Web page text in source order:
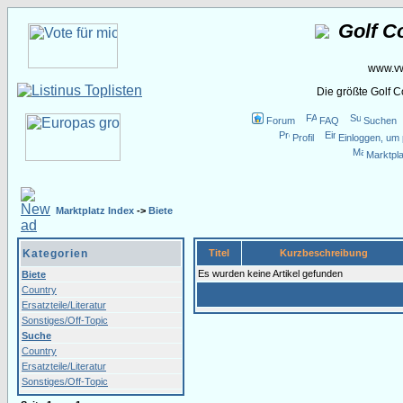
Golf
Die größte Golf
Forum FAQ
Suchen
Profil
Einloggen,
Marktplatz Index -> Biete
Kategorien
Biete
Country
Ersatzteile/Literatur
Sonstiges/Off-Topic
Suche
Country
Ersatzteile/Literatur
Sonstiges/Off-Topic
Titel
Kurzbeschreibung
Es wurden keine Artikel gefunden